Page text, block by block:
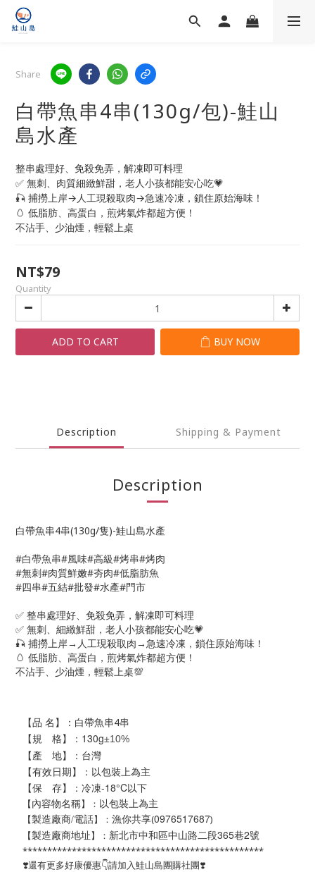
Share
白帶魚串4串(130g/包)-鮭山
島水產
整串處理好、免殺免弄，解凍即可料理
✅ 無刺、肉質細緻鮮甜，老人小孩都能安心吃💗
🎣 捕撈上岸→人工現殺取肉→急速冷凍，鎖住原始海味！
🥚 低脂肪、高蛋白，煎烤氣炸都超方便！
不沾手、少油煙，輕鬆上桌
NT$79
Quantity
ADD TO CART BUY NOW
Description Shipping & Payment
Description
白帶魚串4串(130g/隻)-鮭山島水產
#白帶魚串#風味#高級#烤串#烤肉
#無刺#肉質鮮嫩#夯肉#低脂肪魚
#四串#五結#批發#水產#門市
✅ 整串處理好、免殺免弄，解凍即可料理
✅ 無刺、細緻鮮甜，老人小孩都能安心吃💗
🎣 捕撈上岸→人工現殺取肉→急速冷凍，鎖住原始海味！
🥚 低脂肪、高蛋白，煎烤氣炸都超方便！
不沾手、少油煙，輕鬆上桌💯
【品 名】： 白帶魚串4串
【規 格】：130g±10%
【產 地】：台灣
【有效日期】：以包裝上為主
【保 存】：冷凍-18°C以下
【內容物名稱】： 以包裝上為主
【製造廠商/電話】： 漁你共享(0976517687)
【製造廠商地址】： 新北市中和區中山路二段365巷2號
*************************************************
❣️還有更多好康優惠👇請加入鮭山島團購社團❣️